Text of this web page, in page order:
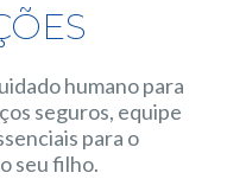
humano para
seguros, equipe
para o
seu filho.